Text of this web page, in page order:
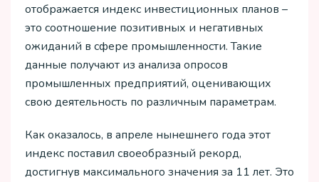
отображается индекс инвестиционных планов –
это соотношение позитивных и негативных
ожиданий в сфере промышленности. Такие
данные получают из анализа опросов
промышленных предприятий, оценивающих
свою деятельность по различным параметрам.
Как оказалось, в апреле нынешнего года этот
индекс поставил своеобразный рекорд,
достигнув максимального значения за 11 лет. Это